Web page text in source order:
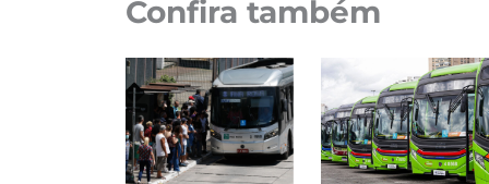
Confira também